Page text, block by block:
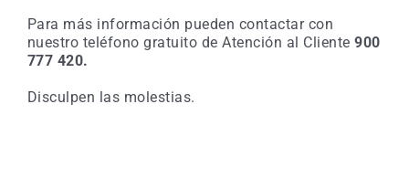
Para más información pueden contactar con
nuestro teléfono gratuito de Atención al Cliente900
777 420.
Disculpen las molestias.